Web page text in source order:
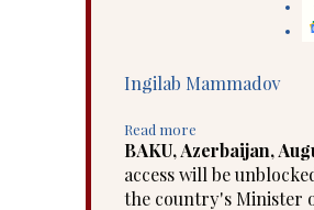
Ingilab Mammadov
Read more
BAKU, Azerbaijan,
access will be
the country's Minister